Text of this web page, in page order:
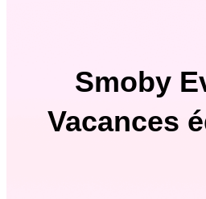
Smoby
Vacances